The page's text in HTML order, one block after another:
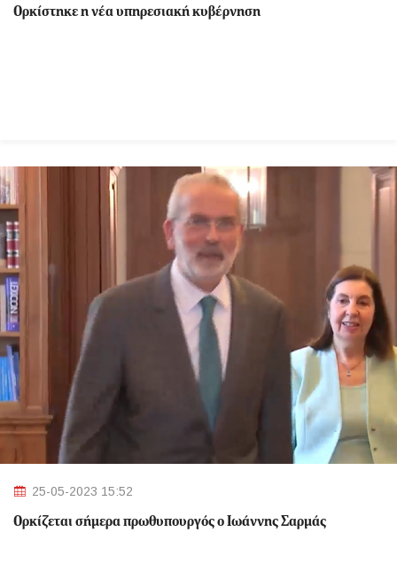
Ορκίστηκε η νέα υπηρεσιακή κυβέρνηση
25-05-2023 15:52
Ορκίζεται σήμερα πρωθυπουργός ο Ιωάννης Σαρμάς